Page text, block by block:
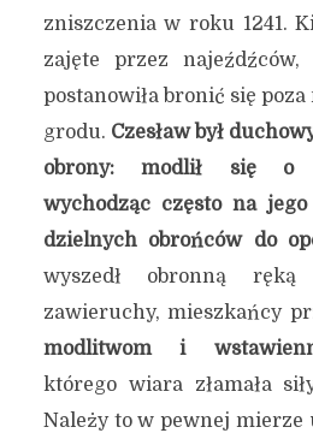
zniszczenia w roku 1241.
zajęte przez najeźdźców,
postanowiła bronić się
grodu. Czesław był
obrony: modlił się o
wychodząc często na
dzielnych obrońców do
wyszedł obronną
zawieruchy, mieszkańcy
modlitwom i
którego wiara złamała
Należy to w pewnej mierze